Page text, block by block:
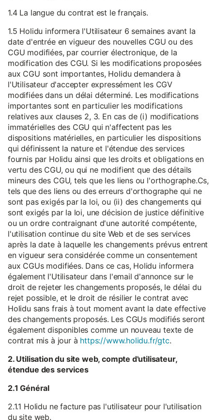
1.4 La langue du contrat est le français.
1.5 Holidu informera l'Utilisateur 6 semaines avant la
date d'entrée en vigueur des nouvelles CGU ou des
CGU modifiées, par courrier électronique, de la
modification des CGU. Si les modifications proposées
aux CGU sont importantes, Holidu demandera à
l'Utilisateur d'accepter expressément les CGV
modifiées dans un délai déterminé. Les modifications
importantes sont en particulier les modifications
relatives aux clauses 2, 3. En cas de (i) modifications
immatérielles des CGU qui n'affectent pas les
dispositions matérielles, en particulier les dispositions
qui définissent la nature et l'étendue des services
fournis par Holidu ainsi que les droits et obligations en
vertu des CGU, ou qui ne modifient que des détails
mineurs des CGU, tels que les liens ou l'orthographe.Cs,
tels que des liens ou des erreurs d'orthographe qui ne
sont pas exigés par la loi, ou (ii) des changements qui
sont exigés par la loi, une décision de justice définitive
ou un ordre contraignant d'une autorité compétente,
l'utilisation continue du site Web et de ses services
après la date à laquelle les changements prévus entrent
en vigueur sera considérée comme un consentement
aux CGUs modifiées. Dans ce cas, Holidu informera
également l'Utilisateur dans l'email d'annonce sur le
droit de rejeter les changements proposés, le délai du
rejet possible, et le droit de résilier le contrat avec
Holidu sans frais à tout moment avant la date effective
des changements proposés. Les CGUs modifiés seront
également disponibles comme un nouveau texte de
contrat mis à jour à https://www.holidu.fr/gtc.
2. Utilisation du site web, compte d'utilisateur,
étendue des services
2.1 Général
2.1.1 Holidu ne facture pas l'utilisateur pour l'utilisation
du site web.